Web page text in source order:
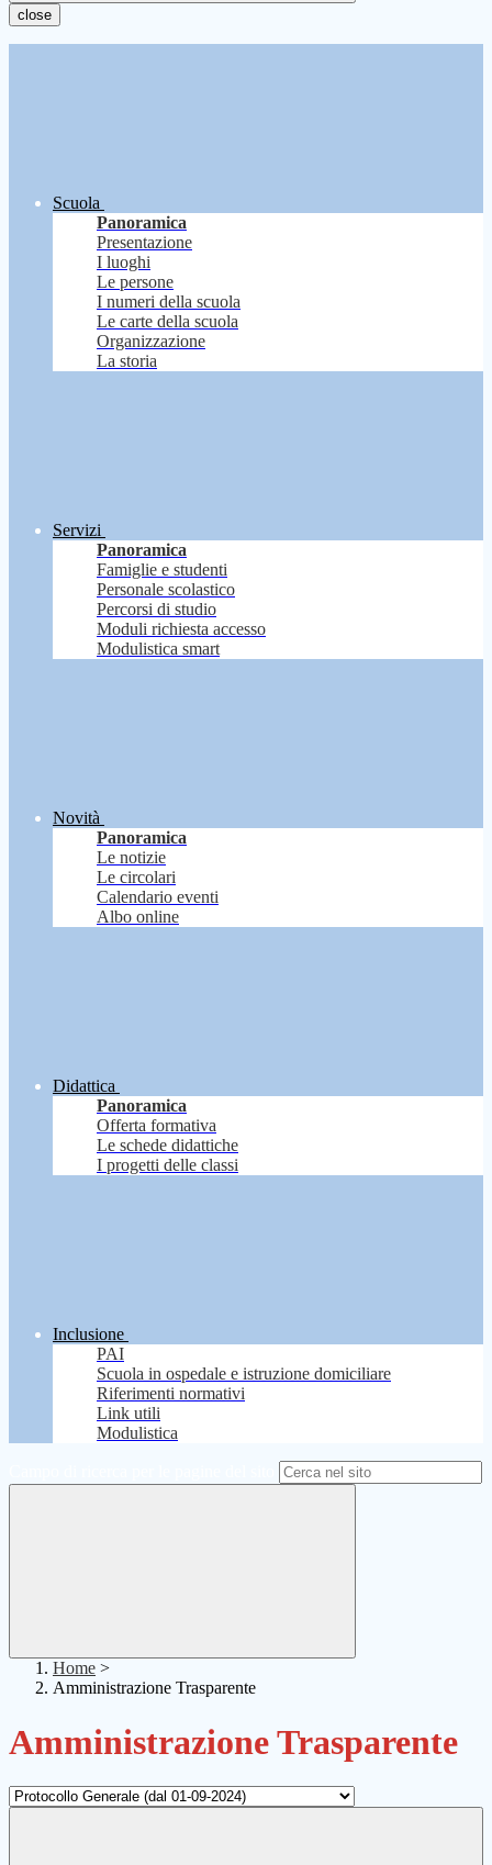
close
Scuola
Panoramica
Presentazione
I luoghi
Le persone
I numeri della scuola
Le carte della scuola
Organizzazione
La storia
Servizi
Panoramica
Famiglie e studenti
Personale scolastico
Percorsi di studio
Moduli richiesta accesso
Modulistica smart
Novità
Panoramica
Le notizie
Le circolari
Calendario eventi
Albo online
Didattica
Panoramica
Offerta formativa
Le schede didattiche
I progetti delle classi
Inclusione
PAI
Scuola in ospedale e istruzione domiciliare
Riferimenti normativi
Link utili
Modulistica
Home >
Amministrazione Trasparente
Amministrazione Trasparente